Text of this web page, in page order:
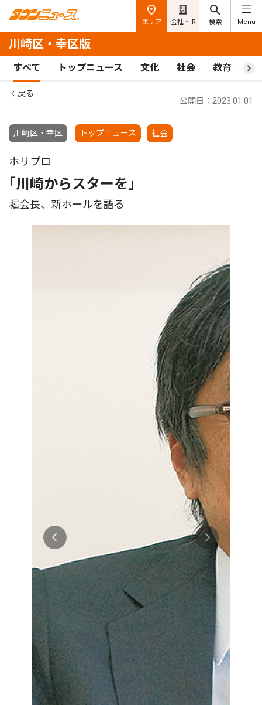
エリア 会社・IR 検索 Menu
川崎区・幸区版
すべて トップニュース 文化 社会 教育 ス
戻る
川崎区・幸区 トップニュース 社会
公開日：2023.01.01
ホリプロ
｢川崎からスターを｣
堀会長、新ホールを語る